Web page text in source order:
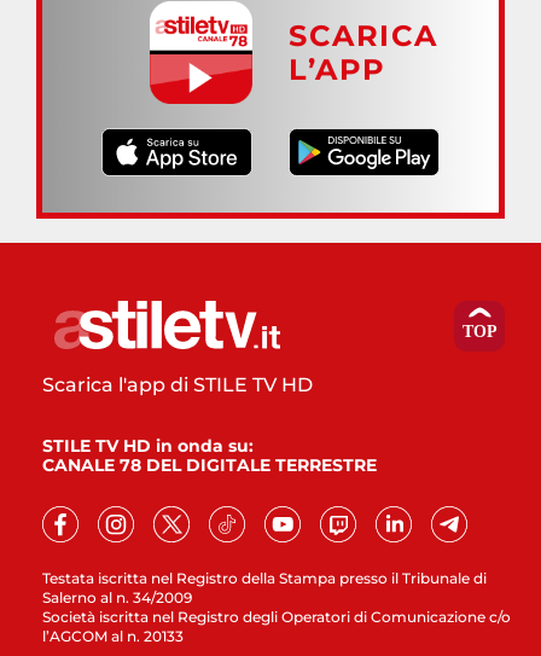
SCARICA
L’APP
Testata iscritta nel Registro della Stampa presso il Tribunale di
Salerno al n. 34/2009
Società iscritta nel Registro degli Operatori di Comunicazione c/o
l’AGCOM al n. 20133
Scarica l'app di STILE TV HD
STILE TV HD in onda su:
CANALE 78 DEL DIGITALE TERRESTRE